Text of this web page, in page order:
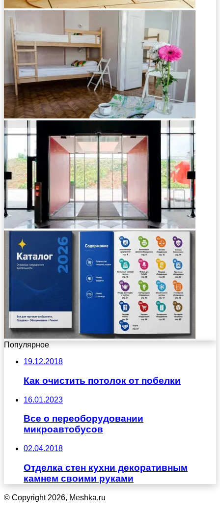
Популярное
19.12.2018
Как очистить потолок от побелки
16.01.2023
Все о переоборудовании
микроавтобусов
02.04.2018
Отделка стен кухни декоративным
камнем своими руками
© Copyright 2026, Meshka.ru